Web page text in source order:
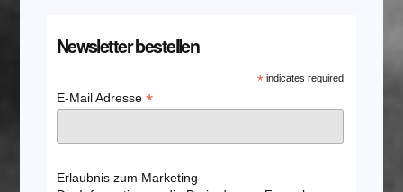
Newsletter bestellen
* indicates required
E-Mail Adresse *
Erlaubnis zum Marketing